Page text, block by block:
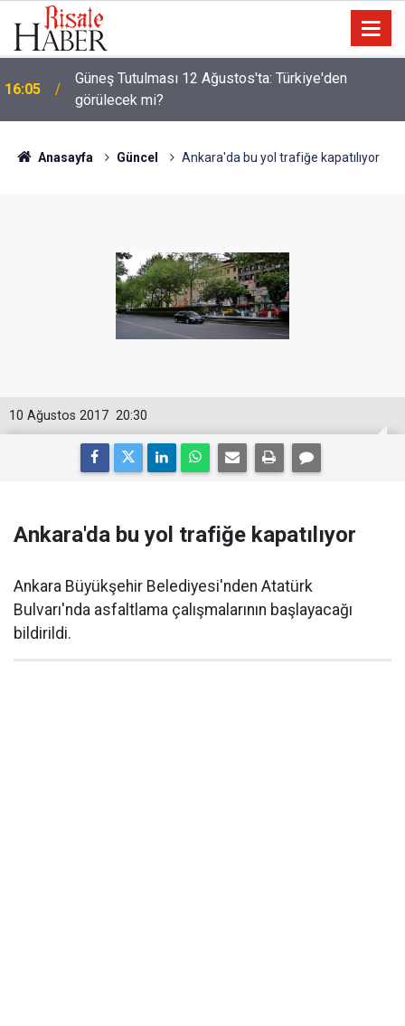
16:05
Güneş Tutulması 12 Ağustos'ta: Türkiye'den
görülecek mi?
Anasayfa Güncel Ankara'da bu yol trafiğe kapatılıyor
20:30
10 Ağustos 2017
Ankara'da bu yol trafiğe kapatılıyor
Ankara Büyükşehir Belediyesi'nden Atatürk
Bulvarı'nda asfaltlama çalışmalarının başlayacağı
bildirildi.